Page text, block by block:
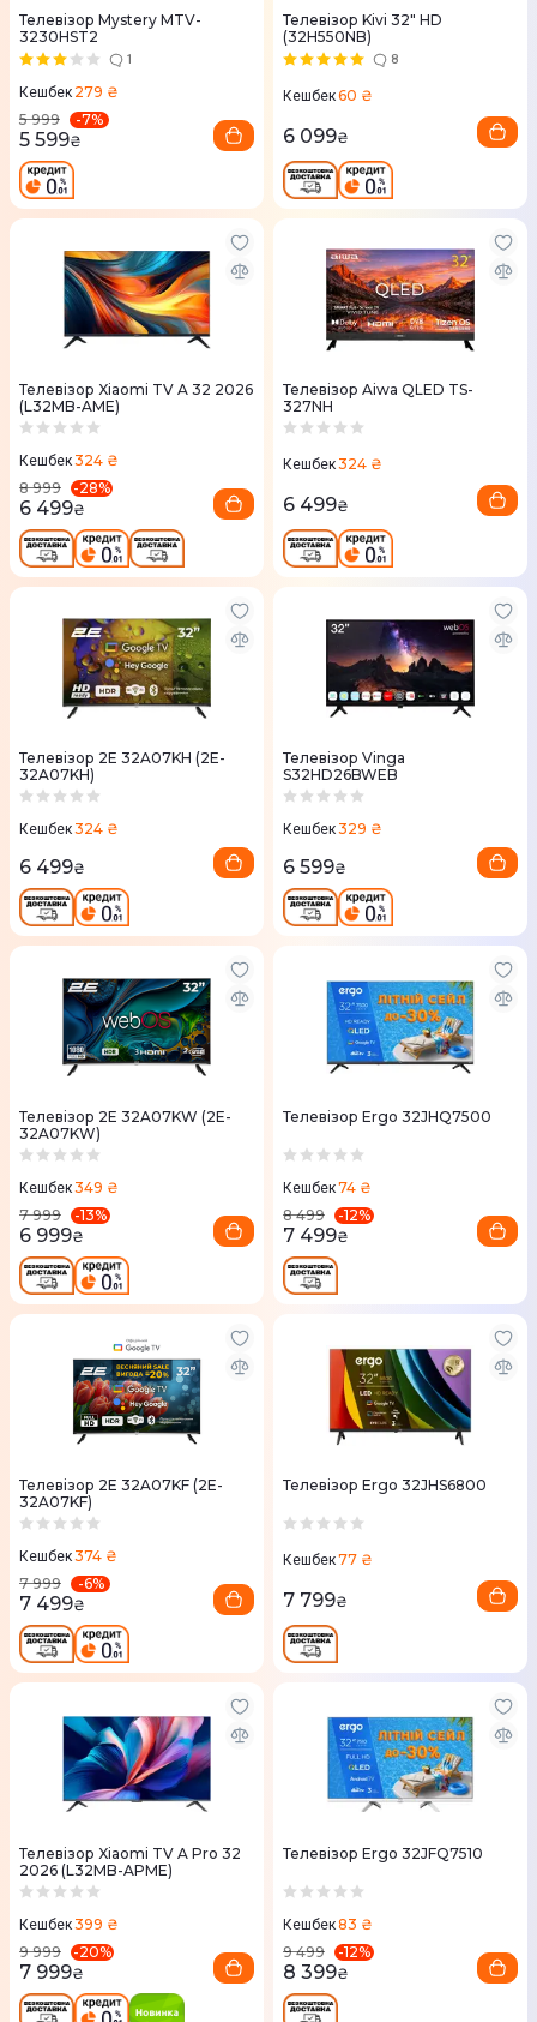
Телевізор Mystery MTV-
3230HST2
1
Кешбек 279 ₴
5 999
-7%
5 599₴
Телевізор Kivi 32" HD
(32H550NB)
8
Кешбек60 ₴
6 099₴
Телевізор Xiaomi TV A 32 2026
(L32MB-AME)
Кешбек324 ₴
8 999
-28%
6 499₴
Телевізор Aiwa QLED TS-
327NH
Кешбек324 ₴
6 499₴
Телевізор 2E 32A07KH (2E-
32A07KH)
Кешбек324 ₴
6 499₴
Телевізор Vinga
S32HD26BWEB
Кешбек329 ₴
6 599₴
Телевізор 2E 32A07KW (2E-
32A07KW)
Кешбек349 ₴
7 999
-13%
6 999₴
Телевізор Ergo 32JHQ7500
Кешбек74 ₴
8 499
-12%
7 499₴
Телевізор 2E 32A07KF (2E-
32A07KF)
Кешбек374 ₴
7 999
-6%
7 499₴
Телевізор Ergo 32JHS6800
Кешбек77 ₴
7 799₴
Телевізор Xiaomi TV A Pro 32
2026 (L32MB-APME)
Кешбек399 ₴
9 999
-20%
7 999₴
Телевізор Ergo 32JFQ7510
Кешбек83 ₴
9 499
-12%
8 399₴